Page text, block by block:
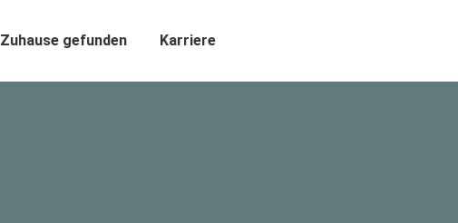
Zuhause gefunden Karriere